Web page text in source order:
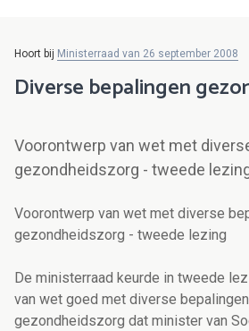
Hoort bij Ministerraad van 26 september 2008
Diverse bepalingen
Voorontwerp van wet met
gezondheidszorg - tweede
Voorontwerp van wet met diverse
gezondheidszorg - tweede lezing
De ministerraad keurde in tweede
van wet goed met diverse
gezondheidszorg dat minister van